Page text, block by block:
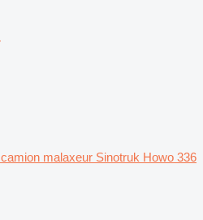
camion malaxeur Sinotruk Howo 336